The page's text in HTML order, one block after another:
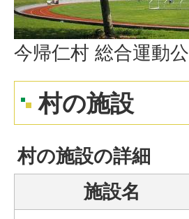
今帰仁村 総合運動
村の施設
村の施設の詳細
施設名